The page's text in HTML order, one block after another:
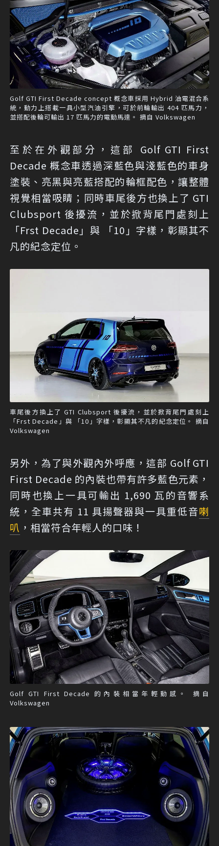
Golf GTI First Decade concept 概念車採用 Hybrid 油電混合系
統，動力上搭載一具小型汽油引擎，可於前輪輸出 404 匹馬力，
並搭配後輪可輸出 17 匹馬力的電動馬達。 摘自 Volkswagen
至於在外觀部分，這部 Golf GTI First
Decade 概念車透過深藍色與淺藍色的車身
塗裝、亮黑與亮藍搭配的輪框配色，讓整體
視覺相當吸睛；同時車尾後方也換上了 GTI
Clubsport 後擾流，並於掀背尾門處刻上
「Frst Decade」與 「10」字樣，彰顯其不
凡的紀念定位。
車尾後方換上了 GTI Clubsport 後擾流，並於掀背尾門處刻上
「Frst Decade」與 「10」字樣，彰顯其不凡的紀念定位。 摘自
Volkswagen
另外，為了與外觀內外呼應，這部 Golf GTI
First Decade 的內裝也帶有許多藍色元素，
同時也換上一具可輸出 1,690 瓦的音響系
統，全車共有 11 具揚聲器與一具重低音喇
叭 ，相當符合年輕人的口味！
Golf GTI First Decade 的內裝相當年輕動感。 摘自
Volkswagen